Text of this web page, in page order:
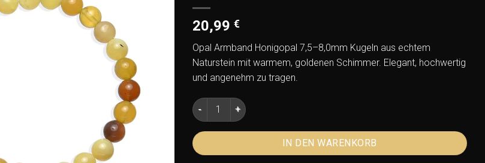
20,99 €
Opal Armband Honigopal 7,5–8,0mm Kugeln aus echtem
Naturstein mit warmem, goldenen Schimmer. Elegant, hochwertig
und angenehm zu tragen.
Opal Armband Honigopal 7,5–8,0mm Kugeln – Edelstein Schmuck
IN DEN WARENKORB